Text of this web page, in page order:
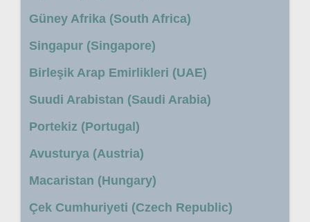
Güney Afrika (South Africa)
Singapur (Singapore)
Birleşik Arap Emirlikleri (UAE)
Suudi Arabistan (Saudi Arabia)
Portekiz (Portugal)
Avusturya (Austria)
Macaristan (Hungary)
Çek Cumhuriyeti (Czech Republic)